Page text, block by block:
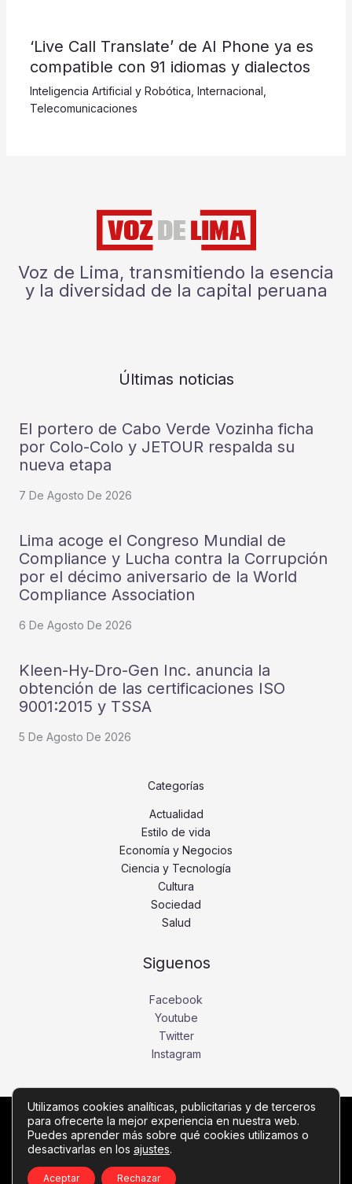
‘Live Call Translate’ de AI Phone ya es
compatible con 91 idiomas y dialectos
Inteligencia Artificial y Robótica Internacional
Telecomunicaciones
Voz de Lima, transmitiendo la esencia
y la diversidad de la capital peruana
Últimas noticias
El portero de Cabo Verde Vozinha ficha
por Colo-Colo y JETOUR respalda su
nueva etapa
7 De Agosto De 2026
Lima acoge el Congreso Mundial de
Compliance y Lucha contra la Corrupción
por el décimo aniversario de la World
Compliance Association
6 De Agosto De 2026
Kleen-Hy-Dro-Gen Inc. anuncia la
obtención de las certificaciones ISO
9001:2015 y TSSA
5 De Agosto De 2026
Categorías
Actualidad
Estilo de vida
Economía y Negocios
Ciencia y Tecnología
Cultura
Sociedad
Salud
Siguenos
Facebook
Youtube
Twitter
Instagram
Copyright © Todos los derechos reservados -
vozdelima.com
Política de privacidad-Política de cookies
Utilizamos cookies analíticas, publicitarias y de terceros
para ofrecerte la mejor experiencia en nuestra web.
Puedes aprender más sobre qué cookies utilizamos o
desactivarlas en los ajustes.
Aceptar Rechazar